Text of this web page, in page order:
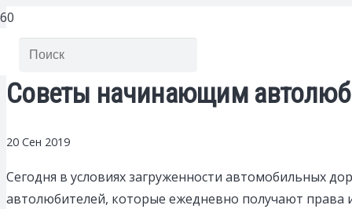
Советы начинающим
20 Сен 2019
Сегодня в условиях загруженности автомобильных
автолюбителей, которые ежедневно получают права